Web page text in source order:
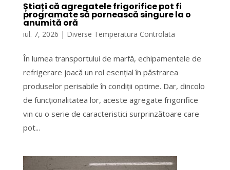
Știați că agregatele frigorifice pot fi
programate să pornească singure la o
anumită oră
iul. 7, 2026 | Diverse Temperatura Controlata
În lumea transportului de marfă, echipamentele de
refrigerare joacă un rol esențial în păstrarea
produselor perisabile în condiții optime. Dar, dincolo
de funcționalitatea lor, aceste agregate frigorifice
vin cu o serie de caracteristici surprinzătoare care
pot...